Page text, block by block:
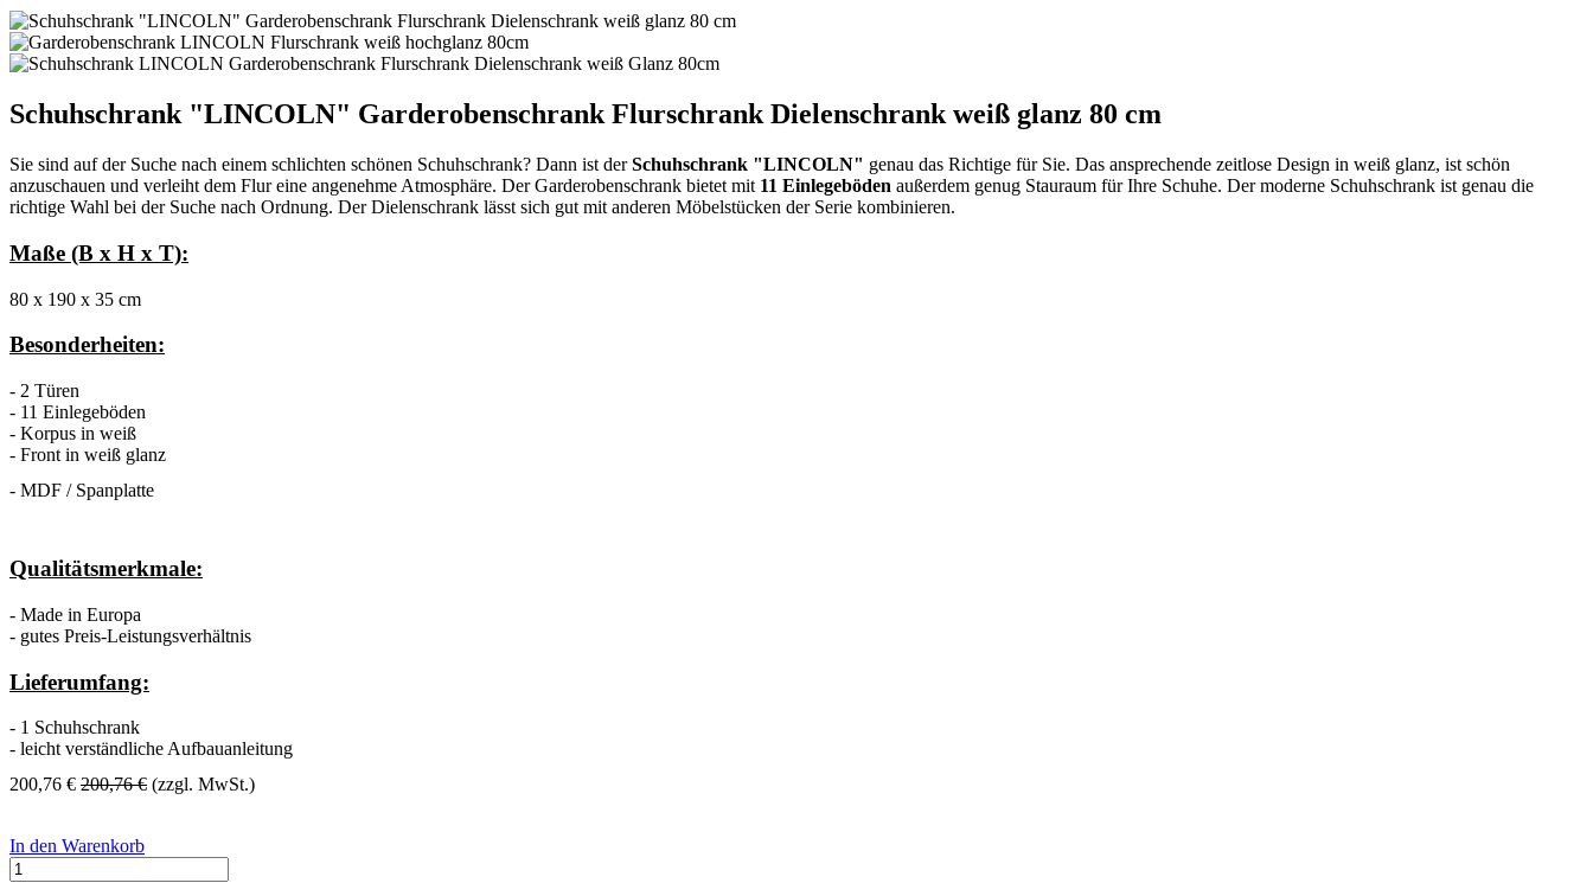
Schuhschrank "LINCOLN" Garderobenschrank Flurschrank Dielenschrank weiß glanz 80 cm
Sie sind auf der Suche nach einem schlichten schönen Schuhschrank? Dann ist derSchuhschrank "LINCOLN" genau das Richtige für Sie. Das ansprechende zeitlose Design in weiß glanz, ist schön
anzuschauen und verleiht dem Flur eine angenehme Atmosphäre. Der Garderobenschrank bietet mit 11 Einlegeböden außerdem genug Stauraum für Ihre Schuhe. Der moderne Schuhschrank ist genau die
richtige Wahl bei der Suche nach Ordnung. Der Dielenschrank lässt sich gut mit anderen Möbelstücken der Serie kombinieren.
Maße (B x H x T):
80 x 190 x 35 cm
Besonderheiten:
- 2 Türen
- 11 Einlegeböden
- Korpus in weiß
- Front in weiß glanz
- MDF / Spanplatte
Qualitätsmerkmale:
- Made in Europa
- gutes Preis-Leistungsverhältnis
Lieferumfang:
- 1 Schuhschrank
- leicht verständliche Aufbauanleitung
200,76 € 200,76€ (zzgl. MwSt.)
In den Warenkorb